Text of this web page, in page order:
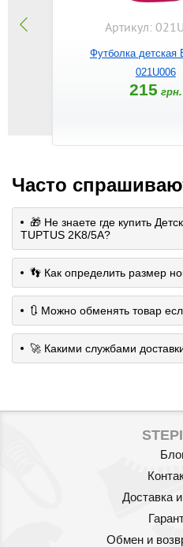
Артикул:
Футболка детская
021U006
215 грн.
Часто
🎁 Не знаете где купить
TUPTUS 2K8/5А?
👣 Как определить размер
🔃 Можно обменять товар
🚀 Какими службами
Доставка
Обмен и